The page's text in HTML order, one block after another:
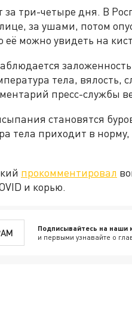
три-четыре дня. В
за ушами, потом
можно увидеть на
тела, вялость,
пресс-службы
становятся
тела приходит в
прокомментировал
и корью.
Подписывайтесь на наши
и первыми узнавайте о